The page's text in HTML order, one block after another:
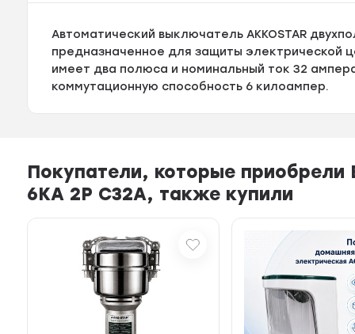
Автоматический выключатель AKKOSTAR
предназначенное для защиты электрической
имеет два полюса и номинальный ток 32
коммутационную способность 6 килоампер.
Покупатели, которые приобрели
6KA 2P C32A, также купили